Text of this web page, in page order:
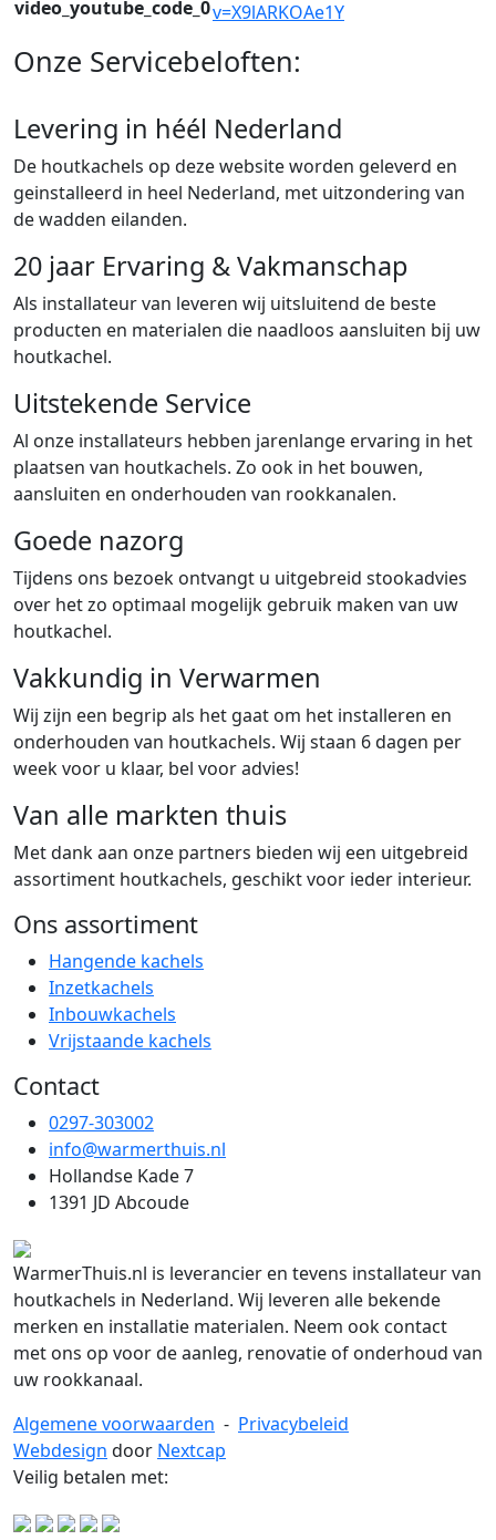
video_youtube_code_0v=X9lARKOAe1Y
Onze Servicebeloften:
Levering in héél Nederland
De houtkachels op deze website worden geleverd en
geinstalleerd in heel Nederland, met uitzondering van
de wadden eilanden.
20 jaar Ervaring & Vakmanschap
Als installateur van leveren wij uitsluitend de beste
producten en materialen die naadloos aansluiten bij uw
houtkachel.
Uitstekende Service
Al onze installateurs hebben jarenlange ervaring in het
plaatsen van houtkachels. Zo ook in het bouwen,
aansluiten en onderhouden van rookkanalen.
Goede nazorg
Tijdens ons bezoek ontvangt u uitgebreid stookadvies
over het zo optimaal mogelijk gebruik maken van uw
houtkachel.
Vakkundig in Verwarmen
Wij zijn een begrip als het gaat om het installeren en
onderhouden van houtkachels. Wij staan 6 dagen per
week voor u klaar, bel voor advies!
Van alle markten thuis
Met dank aan onze partners bieden wij een uitgebreid
assortiment houtkachels, geschikt voor ieder interieur.
Ons assortiment
Hangende kachels
Inzetkachels
Inbouwkachels
Vrijstaande kachels
Contact
0297-303002
info@warmerthuis.nl
Hollandse Kade 7
1391 JD Abcoude
WarmerThuis.nl is leverancier en tevens installateur van
houtkachels in Nederland. Wij leveren alle bekende
merken en installatie materialen. Neem ook contact
met ons op voor de aanleg, renovatie of onderhoud van
uw rookkanaal.
Algemene voorwaarden - Privacybeleid
Webdesign door Nextcap
Veilig betalen met: